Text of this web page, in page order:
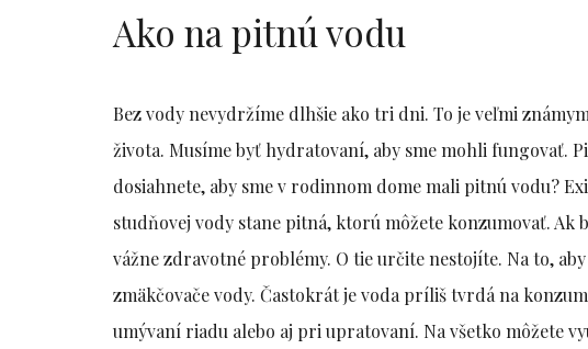
Ako na pitnú vodu
Bez vody nevydržíme dlhšie ako tri dni. To je veľmi
života. Musíme byť hydratovaní, aby sme mohli fungovať.
dosiahnete, aby sme v rodinnom dome mali pitnú vodu?
studňovej vody stane pitná, ktorú môžete konzumovať. Ak
vážne zdravotné problémy. O tie určite nestojíte. Na to,
zmäkčovače vody. Častokrát je voda príliš tvrdá na
umývaní riadu alebo aj pri upratovaní. Na všetko môžete